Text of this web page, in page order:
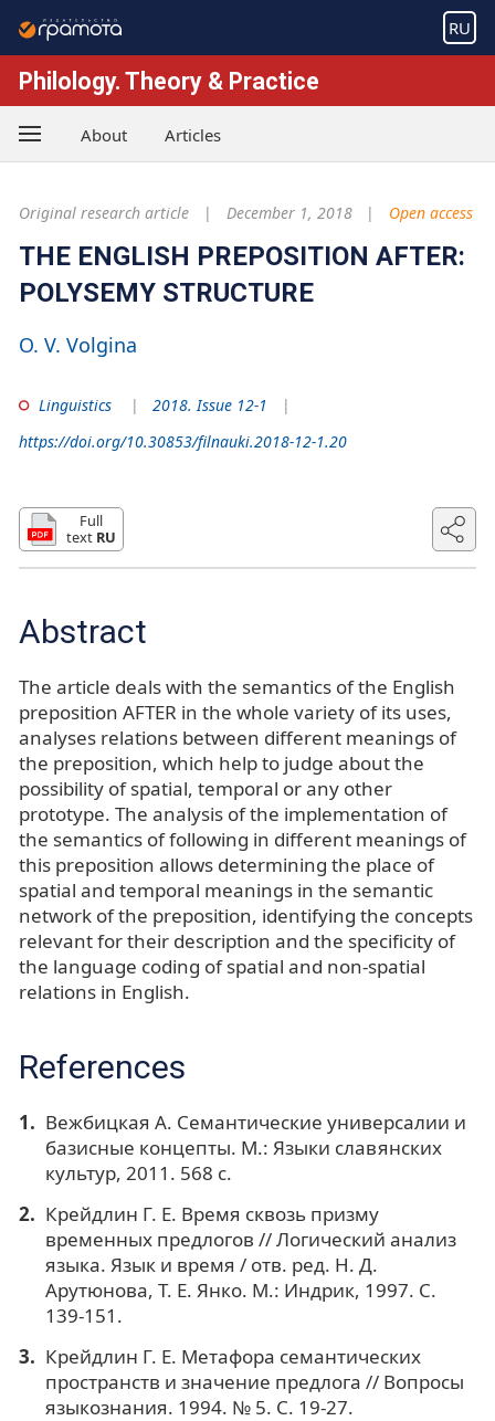
RU
Philology. Theory & Practice
About Articles
Original research article December 1, 2018 Open access
THE ENGLISH PREPOSITION AFTER:
POLYSEMY STRUCTURE
O. V. Volgina
Linguistics
2018. Issue 12-1
https://doi.org/10.30853/filnauki.2018-12-1.20
Full
text RU
Abstract
The article deals with the semantics of the English
preposition AFTER in the whole variety of its uses,
analyses relations between different meanings of
the preposition, which help to judge about the
possibility of spatial, temporal or any other
prototype. The analysis of the implementation of
the semantics of following in different meanings of
this preposition allows determining the place of
spatial and temporal meanings in the semantic
network of the preposition, identifying the concepts
relevant for their description and the specificity of
the language coding of spatial and non-spatial
relations in English.
References
Вежбицкая А. Семантические универсалии и
базисные концепты. М.: Языки славянских
культур, 2011. 568 с.
Крейдлин Г. Е. Время сквозь призму
временных предлогов // Логический анализ
языка. Язык и время / отв. ред. Н. Д.
Арутюнова, Т. Е. Янко. М.: Индрик, 1997. С.
139-151.
Крейдлин Г. Е. Метафора семантических
пространств и значение предлога // Вопросы
языкознания. 1994. № 5. С. 19-27.